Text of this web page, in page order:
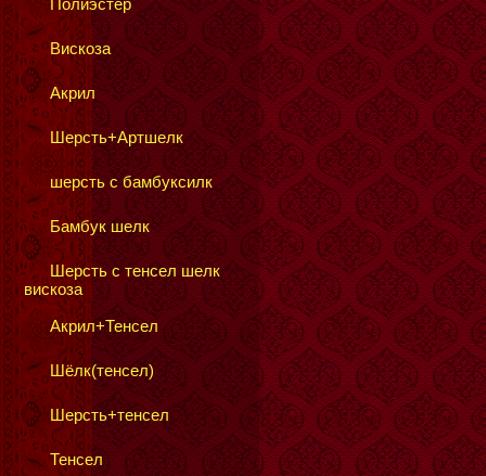
Полиэстер
Вискоза
Акрил
Шерсть+Артшелк
шерсть с бамбуксилк
Бамбук шелк
Шерсть с тенсел шелк
вискоза
Акрил+Тенсел
Шёлк(тенсел)
Шерсть+тенсел
Тенсел